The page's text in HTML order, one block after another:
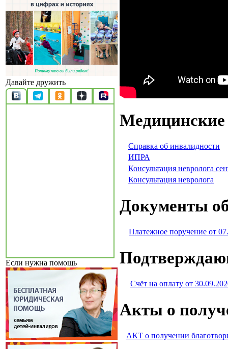
Давайте дружить
Если нужна помощь
Cправка об инвалидности
ИПРА
Консультация невролога
Консультация невролога
Документы
Платежное поручение от
Счёт на оплату от
Акты о
АКТ о получении